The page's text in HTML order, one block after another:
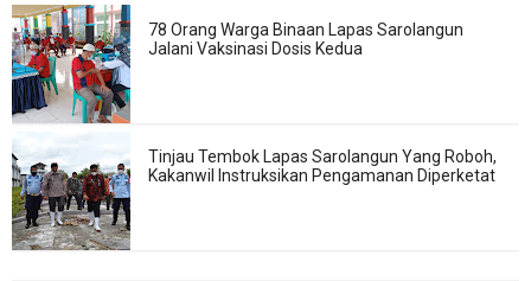
78 Orang Warga Binaan Lapas Sarolangun
Jalani Vaksinasi Dosis Kedua
Tinjau Tembok Lapas Sarolangun Yang Roboh,
Kakanwil Instruksikan Pengamanan Diperketat